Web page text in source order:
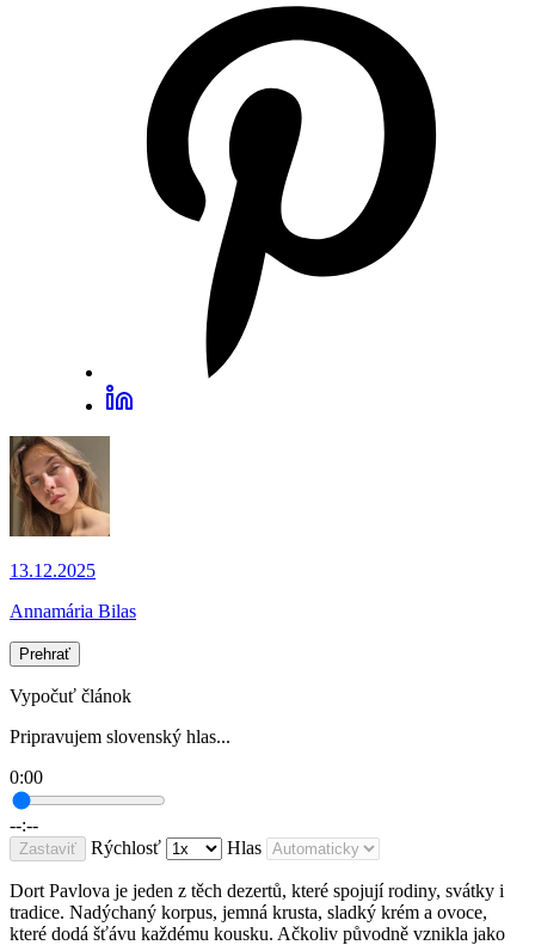
13.12.2025
Annamária Bilas
Prehrať
Vypočuť článok
Pripravujem slovenský hlas...
0:00
--:--
Zastaviť Rýchlosť Hlas
Dort Pavlova je jeden z těch dezertů, které spojují rodiny, svátky i
tradice. Nadýchaný korpus, jemná krusta, sladký krém a ovoce,
které dodá šťávu každému kousku. Ačkoliv původně vznikla jako